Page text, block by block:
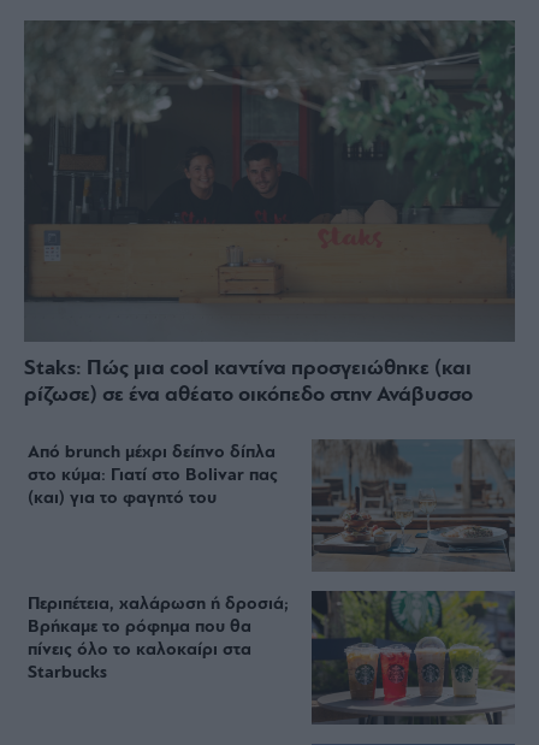
Staks: Πώς μια cool καντίνα προσγειώθηκε (και
ρίζωσε) σε ένα αθέατο οικόπεδο στην Ανάβυσσο
Από brunch μέχρι δείπνο δίπλα
στο κύμα: Γιατί στο Bolivar πας
(και) για το φαγητό του
Περιπέτεια, χαλάρωση ή δροσιά;
Βρήκαμε το ρόφημα που θα
πίνεις όλο το καλοκαίρι στα
Starbucks